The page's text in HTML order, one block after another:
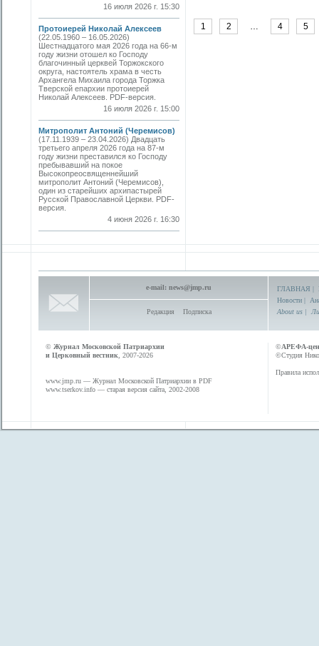
16 июля 2026 г. 15:30
Протоиерей Николай Алексеев
(22.05.1960 – 16.05.2026)
Шестнадцатого мая 2026 года на 66-м
году жизни отошел ко Господу
благочинный церквей Торжокского
округа, настоятель храма в честь
Архангела Михаила города Торжка
Тверской епархии протоиерей
Николай Алексеев. PDF-версия.
16 июля 2026 г. 15:00
Митрополит Антоний (Черемисов)
(17.11.1939 – 23.04.2026) Двадцать
третьего апреля 2026 года на 87-м
году жизни преставился ко Господу
пребывавший на покое
Высокопреосвященнейший
митрополит Антоний (Черемисов),
один из старейших архипастырей
Русской Православной Церкви. PDF-
версия.
4 июня 2026 г. 16:30
1 2 … 4 5
e-mail: news@jmp.ru
Редакция Подписка
ГЛАВНАЯ |
Новости |
About us |
© Журнал Московской Патриархии
и Церковный вестник , 2007-2026
www.jmp.ru — Журнал Московской Патриархии в PDF
www.tserkov.info — старая версия сайта, 2002-2008
©АРЕФА-
©Студия
Правила